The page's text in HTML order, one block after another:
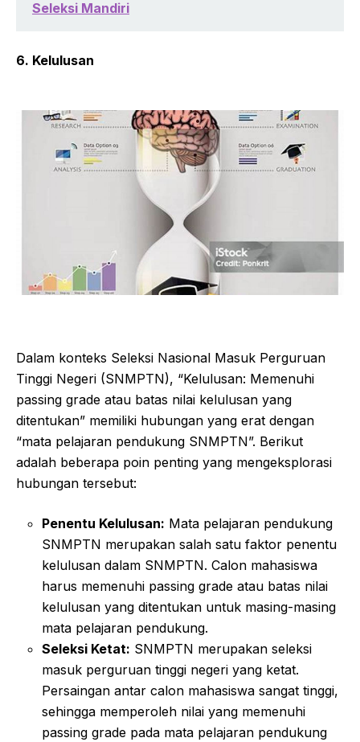
Seleksi Mandiri
6. Kelulusan
Dalam konteks Seleksi Nasional Masuk Perguruan
Tinggi Negeri (SNMPTN), “Kelulusan: Memenuhi
passing grade atau batas nilai kelulusan yang
ditentukan” memiliki hubungan yang erat dengan
“mata pelajaran pendukung SNMPTN”. Berikut
adalah beberapa poin penting yang mengeksplorasi
hubungan tersebut:
Penentu Kelulusan: Mata pelajaran pendukung
SNMPTN merupakan salah satu faktor penentu
kelulusan dalam SNMPTN. Calon mahasiswa
harus memenuhi passing grade atau batas nilai
kelulusan yang ditentukan untuk masing-masing
mata pelajaran pendukung.
Seleksi Ketat: SNMPTN merupakan seleksi
masuk perguruan tinggi negeri yang ketat.
Persaingan antar calon mahasiswa sangat tinggi,
sehingga memperoleh nilai yang memenuhi
passing grade pada mata pelajaran pendukung